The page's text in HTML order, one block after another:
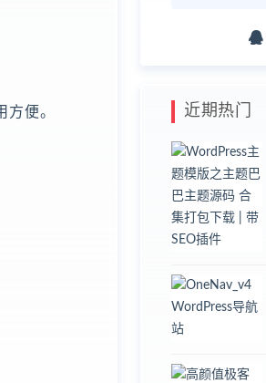
便。 近期热门